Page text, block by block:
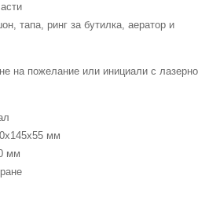
тапа, ринг за бутилка, аератор и
на пожелание или инициали с лазерно
мм
мм